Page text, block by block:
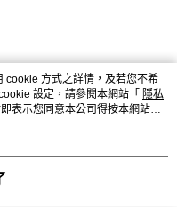
cookie 方式之詳情，及若您不希
設定，請參閱本網站「 隱私
表示您同意本公司得按本網站使